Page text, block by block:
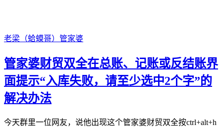
老梁（蛤蟆哥） 管家婆
管家婆财贸双全在总账、记账或反结账界
面提示“入库失败，请至少选中2个字”的
解决办法
今天群里一位网友，说他出现这个管家婆财贸双全按ctrl+alt+h